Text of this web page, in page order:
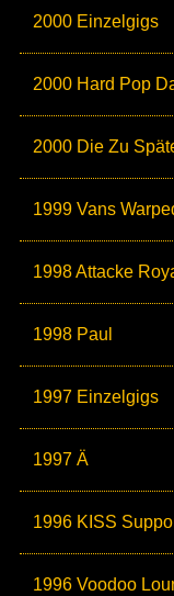
2000 Einzelgigs
2000 Hard Pop
2000 Die Zu
1999 Vans
1998 Attacke
1998 Paul
1997 Einzelgigs
1997 Ä
1996 KISS
1996 Voodoo